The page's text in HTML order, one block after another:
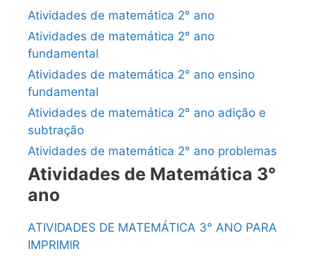
Atividades de matemática 2° ano
Atividades de matemática 2° ano
fundamental
Atividades de matemática 2° ano ensino
fundamental
Atividades de matemática 2° ano adição e
subtração
Atividades de matemática 2° ano problemas
Atividades de Matemática 3°
ano
ATIVIDADES DE MATEMÁTICA 3° ANO PARA
IMPRIMIR